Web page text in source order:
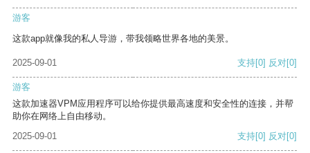
游客
这款app就像我的私人导游，带我领略世界各地的美景。
2025-09-01 支持[0] 反对[0]
游客
这款加速器VPM应用程序可以给你提供最高速度和安全性的连接，并帮
助你在网络上自由移动。
2025-09-01
支持[0] 反对[0]